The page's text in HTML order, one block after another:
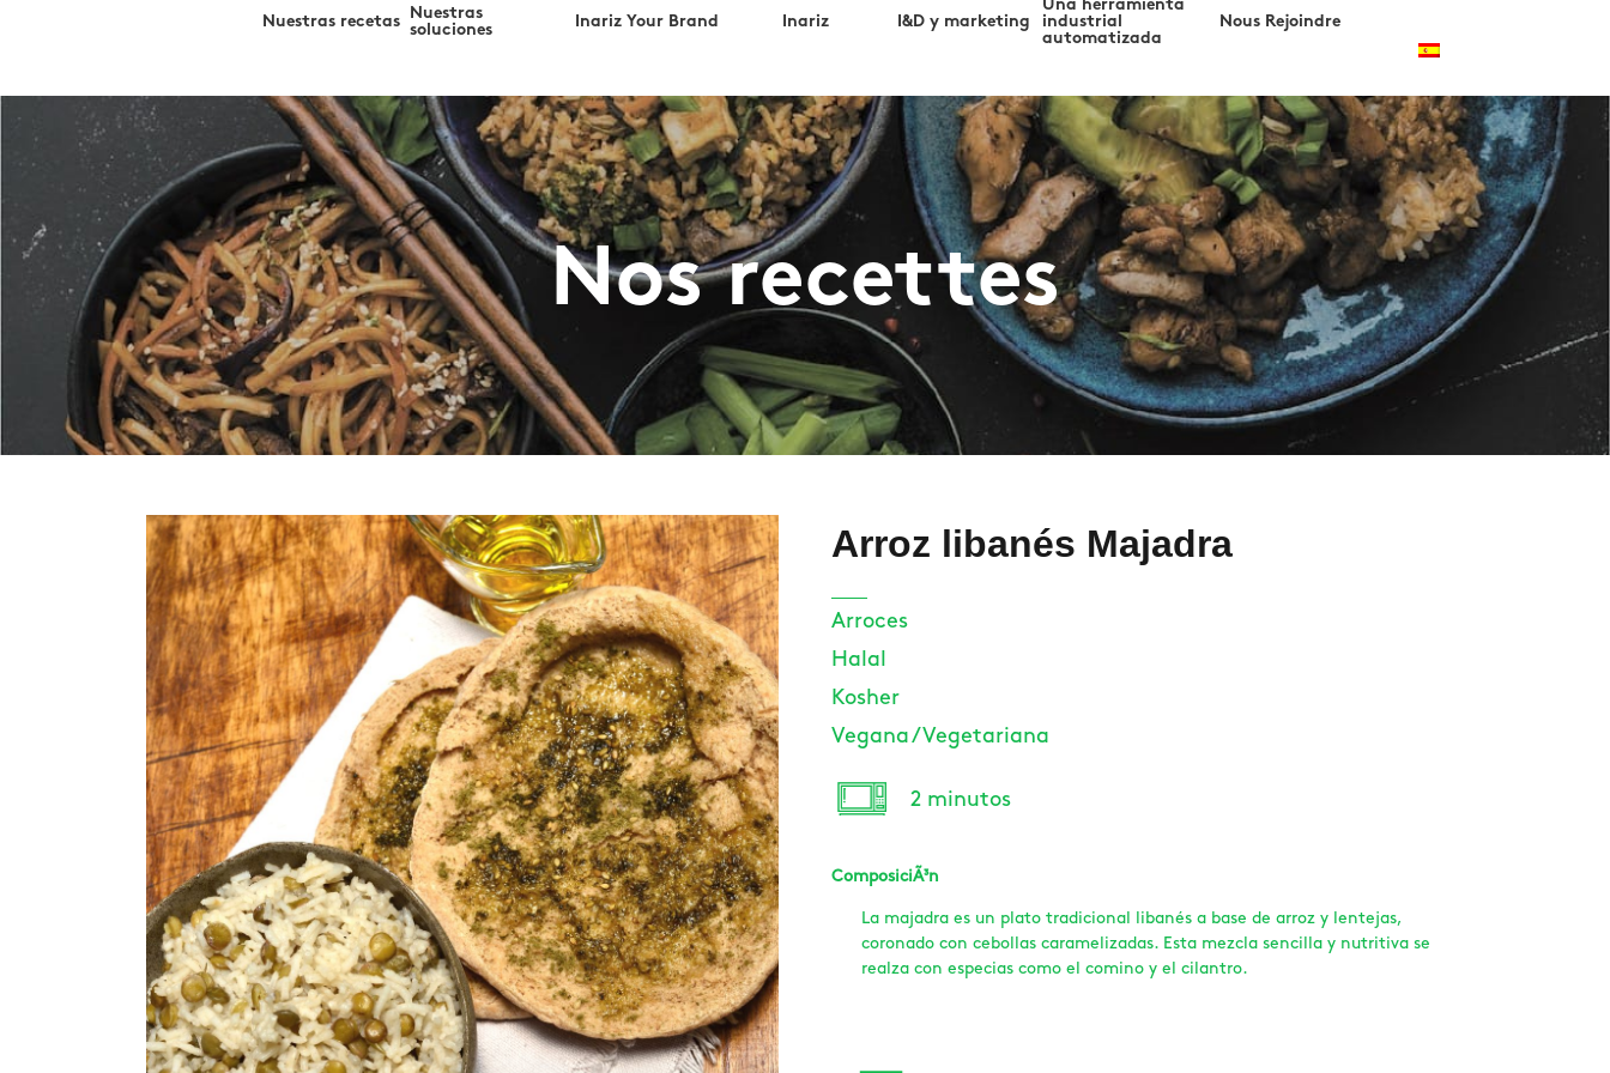
Nuestras recetas
Nuestras
soluciones
Inariz Your Brand Inariz I&D y marketing
Una herramienta
industrial
automatizada
Nous Rejoindre
Nos recettes
Arroz libanés Majadra
Arroces
Halal
Kosher
Vegana / Vegetariana
2 minutos
ComposiciÃ³n
La majadra es un plato tradicional libanés a base de arroz y lentejas,
coronado con cebollas caramelizadas. Esta mezcla sencilla y nutritiva se
realza con especias como el comino y el cilantro.